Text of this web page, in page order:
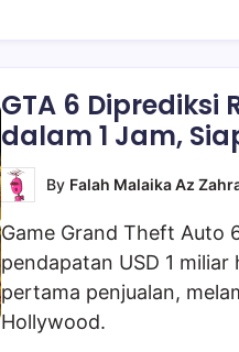
GTA 6 Diprediksi
dalam 1 Jam,
By Falah Malaika Az
Game Grand Theft Auto
pendapatan USD 1
pertama penjualan,
Hollywood.